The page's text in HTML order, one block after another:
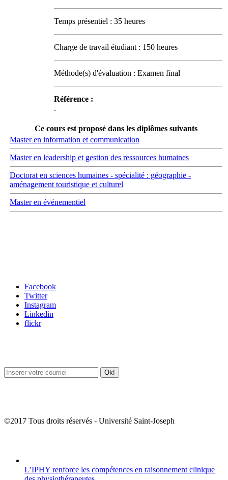
Temps présentiel : 35 heures
Charge de travail étudiant : 150 heures
Méthode(s) d'évaluation : Examen final
Référence :
.
Ce cours est proposé dans les diplômes suivants
Master en information et communication
Master en leadership et gestion des ressources humaines
Doctorat en sciences humaines - spécialité : géographie -
aménagement touristique et culturel
Master en événementiel
Facebook
Twitter
Instagram
Linkedin
flickr
©2017 Tous droits réservés - Université Saint-Joseph
L’IPHY renforce les compétences en raisonnement clinique